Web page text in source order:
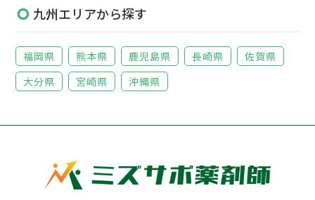
九州エリアから探す
福岡県 熊本県 鹿児島県 長崎県
佐賀県
大分県
宮崎県 沖縄県